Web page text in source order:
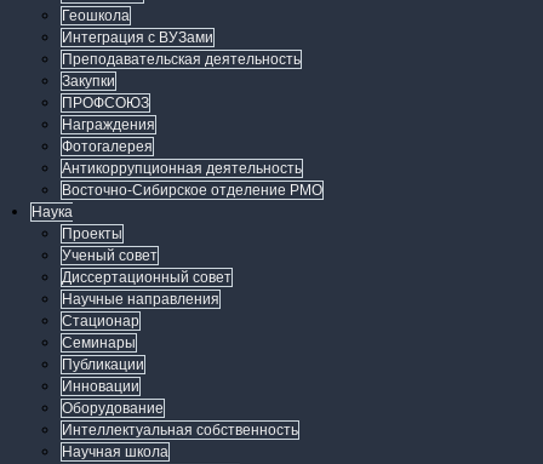
Геошкола
Интеграция с ВУЗами
Преподавательская деятельность
Закупки
ПРОФСОЮЗ
Награждения
Фотогалерея
Антикоррупционная деятельность
Восточно-Сибирское отделение РМО
Наука
Проекты
Ученый совет
Диссертационный совет
Научные направления
Стационар
Семинары
Публикации
Инновации
Оборудование
Интеллектуальная собственность
Научная школа